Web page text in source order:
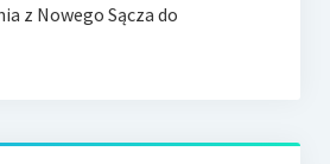
z Nowego Sącza do